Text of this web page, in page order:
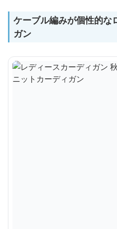
ケーブル編みが個性的な
ガン